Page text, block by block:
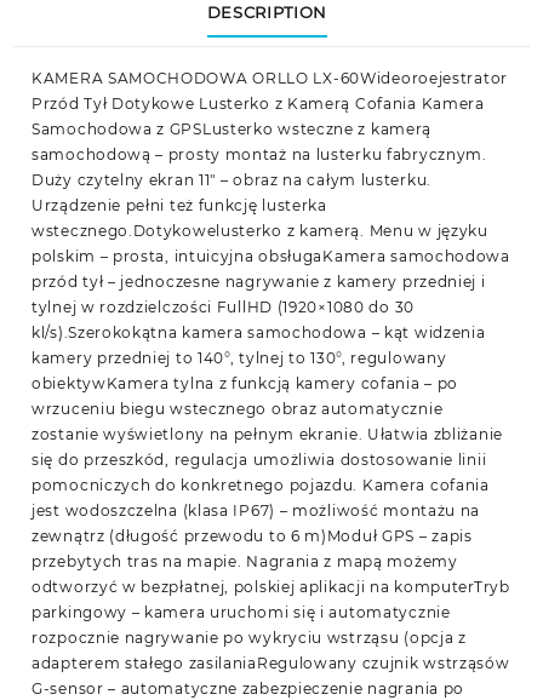
DESCRIPTION
KAMERA SAMOCHODOWA ORLLO LX-60Wideoroejestrator
Przód Tył Dotykowe Lusterko z Kamerą Cofania Kamera
Samochodowa z GPSLusterko wsteczne z kamerą
samochodową – prosty montaż na lusterku fabrycznym.
Duży czytelny ekran 11″ – obraz na całym lusterku.
Urządzenie pełni też funkcję lusterka
wstecznego.Dotykowelusterko z kamerą. Menu w języku
polskim – prosta, intuicyjna obsługaKamera samochodowa
przód tył – jednoczesne nagrywanie z kamery przedniej i
tylnej w rozdzielczości FullHD (1920×1080 do 30
kl/s).Szerokokątna kamera samochodowa – kąt widzenia
kamery przedniej to 140°, tylnej to 130°, regulowany
obiektywKamera tylna z funkcją kamery cofania – po
wrzuceniu biegu wstecznego obraz automatycznie
zostanie wyświetlony na pełnym ekranie. Ułatwia zbliżanie
się do przeszkód, regulacja umożliwia dostosowanie linii
pomocniczych do konkretnego pojazdu. Kamera cofania
jest wodoszczelna (klasa IP67) – możliwość montażu na
zewnątrz (długość przewodu to 6 m)Moduł GPS – zapis
przebytych tras na mapie. Nagrania z mapą możemy
odtworzyć w bezpłatnej, polskiej aplikacji na komputerTryb
parkingowy – kamera uruchomi się i automatycznie
rozpocznie nagrywanie po wykryciu wstrząsu (opcja z
adapterem stałego zasilaniaRegulowany czujnik wstrząsów
G-sensor – automatyczne zabezpieczenie nagrania po